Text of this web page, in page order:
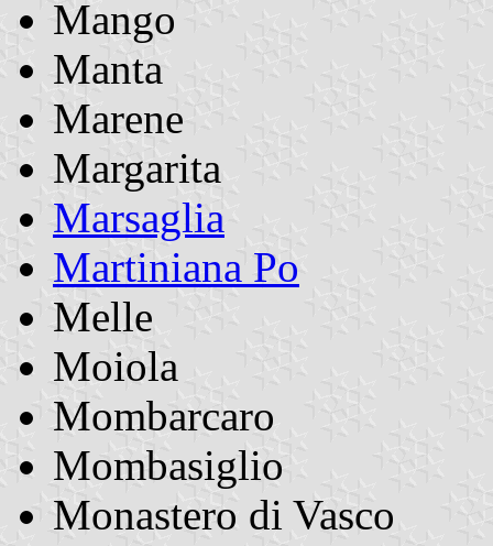
Mango
Manta
Marene
Margarita
Marsaglia
Martiniana Po
Melle
Moiola
Mombarcaro
Mombasiglio
Monastero di Vasco